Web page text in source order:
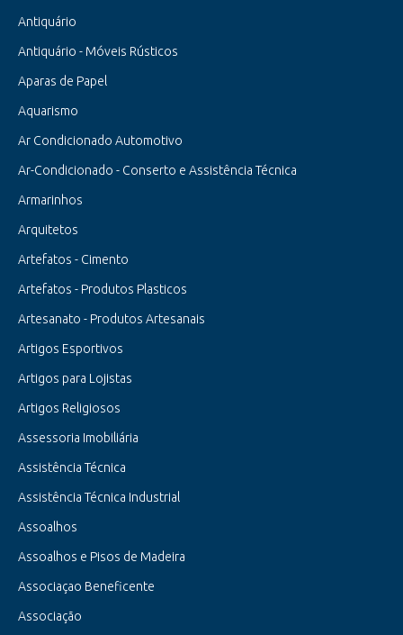
Antiquário
Antiquário - Móveis Rústicos
Aparas de Papel
Aquarismo
Ar Condicionado Automotivo
Ar-Condicionado - Conserto e Assistência Técnica
Armarinhos
Arquitetos
Artefatos - Cimento
Artefatos - Produtos Plasticos
Artesanato - Produtos Artesanais
Artigos Esportivos
Artigos para Lojistas
Artigos Religiosos
Assessoria Imobiliária
Assistência Técnica
Assistência Técnica Industrial
Assoalhos
Assoalhos e Pisos de Madeira
Associaçao Beneficente
Associação